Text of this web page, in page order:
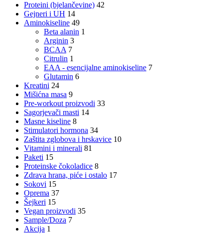
Proteini (bjelančevine) 42
Gejneri i UH 14
Aminokiseline 49
Beta alanin 1
Arginin 3
BCAA 7
Citrulin 1
EAA - esencijalne aminokiseline 7
Glutamin 6
Kreatini 24
Mišićna masa 9
Pre-workout proizvodi 33
Sagorjevači masti 14
Masne kiseline 8
Stimulatori hormona 34
Zaštita zglobova i hrskavice 10
Vitamini i minerali 81
Paketi 15
Proteinske čokoladice 8
Zdrava hrana, piće i ostalo 17
Sokovi 15
Oprema 37
Šejkeri 15
Vegan proizvodi 35
Sample/Doza 7
Akcija 1